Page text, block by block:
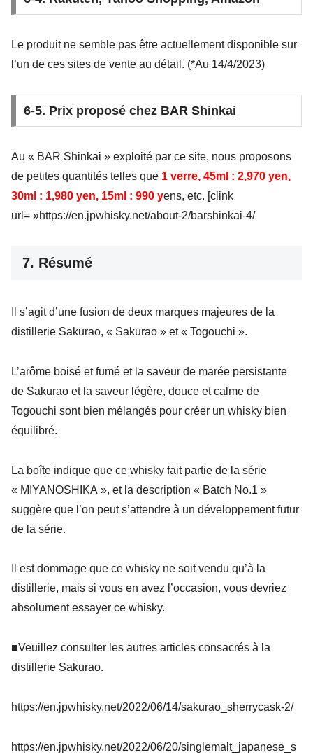
Le produit ne semble pas être actuellement disponible sur
l’un de ces sites de vente au détail. (*Au 14/4/2023)
6-5. Prix proposé chez BAR Shinkai
Au « BAR Shinkai » exploité par ce site, nous proposons
de petites quantités telles que 1 verre, 45ml : 2,970 yen,
30ml : 1,980 yen, 15ml : 990 yens, etc. [clink
url= »https://en.jpwhisky.net/about-2/barshinkai-4/
7. Résumé
Il s’agit d’une fusion de deux marques majeures de la
distillerie Sakurao, « Sakurao » et « Togouchi ».
L’arôme boisé et fumé et la saveur de marée persistante
de Sakurao et la saveur légère, douce et calme de
Togouchi sont bien mélangés pour créer un whisky bien
équilibré.
La boîte indique que ce whisky fait partie de la série
« MIYANOSHIKA », et la description « Batch No.1 »
suggère que l’on peut s’attendre à un développement futur
de la série.
Il est dommage que ce whisky ne soit vendu qu’à la
distillerie, mais si vous en avez l’occasion, vous devriez
absolument essayer ce whisky.
■Veuillez consulter les autres articles consacrés à la
distillerie Sakurao.
https://en.jpwhisky.net/2022/06/14/sakurao_sherrycask-2/
https://en.jpwhisky.net/2022/06/20/singlemalt_japanese_s